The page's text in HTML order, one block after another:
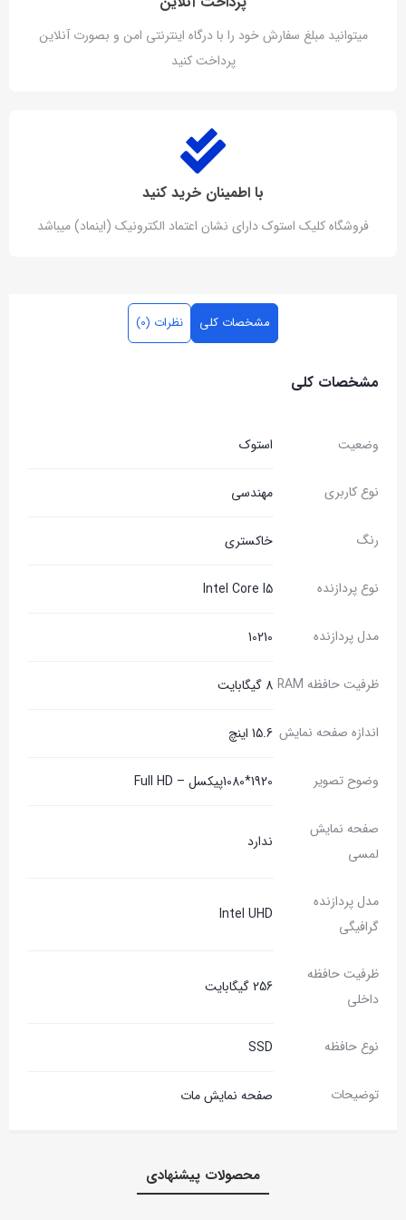
میتوانید مبلغ سفارش خود را با درگاه اینترنتی امن و بصورت آنلاین
پرداخت کنید
با اطمینان خرید کنید
فروشگاه کلیک استوک دارای نشان اعتماد الکترونیک (اینماد) میباشد
مشخصات کلی نظرات (0)
مشخصات کلی
وضعیت استوک
نوع کاربری مهندسی
رنگ خاکستری
نوع پردازنده Intel Core I5
مدل پردازنده 10210
ظرفیت حافظه RAM 8 گیگابایت
اندازه صفحه نمایش 15.6 اینچ
وضوح تصویر 1920*1080پیکسل – Full HD
صفحه نمایش
لمسی
ندارد
مدل پردازنده
گرافیگی
Intel UHD
ظرفیت حافظه
داخلی
256 گیگابایت
نوع حافظه SSD
توضیحات صفحه نمایش مات
محصولات پیشنهادی